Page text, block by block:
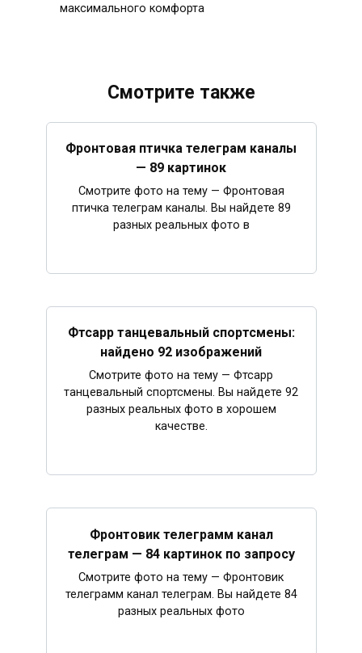
максимального комфорта
Смотрите также
Фронтовая птичка телеграм каналы
— 89 картинок
Смотрите фото на тему — Фронтовая
птичка телеграм каналы. Вы найдете 89
разных реальных фото в
Фтсарр танцевальный спортсмены:
найдено 92 изображений
Смотрите фото на тему — Фтсарр
танцевальный спортсмены. Вы найдете 92
разных реальных фото в хорошем
качестве.
Фронтовик телеграмм канал
телеграм — 84 картинок по запросу
Смотрите фото на тему — Фронтовик
телеграмм канал телеграм. Вы найдете 84
разных реальных фото